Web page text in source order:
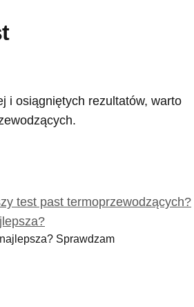
i osiągniętych rezultatów, warto
Sprawdzam